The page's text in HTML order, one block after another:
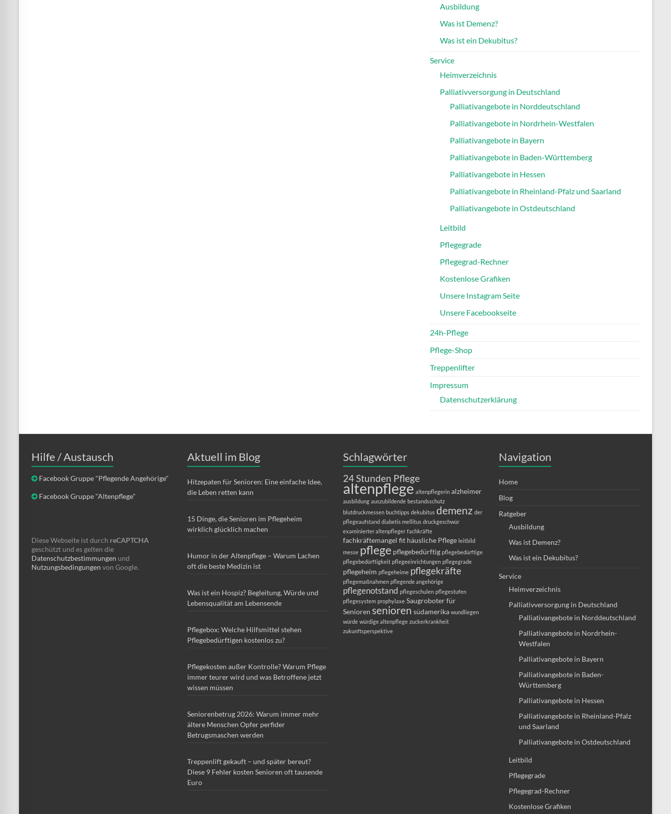
Ausbildung
Was ist Demenz?
Was ist ein Dekubitus?
Service
Heimverzeichnis
Palliativversorgung in Deutschland
Palliativangebote in Norddeutschland
Palliativangebote in Nordrhein-Westfalen
Palliativangebote in Bayern
Palliativangebote in Baden-Württemberg
Palliativangebote in Hessen
Palliativangebote in Rheinland-Pfalz und Saarland
Palliativangebote in Ostdeutschland
Leitbild
Pflegegrade
Pflegegrad-Rechner
Kostenlose Grafiken
Unsere Instagram Seite
Unsere Facebookseite
24h-Pflege
Pflege-Shop
Treppenlifter
Impressum
Datenschutzerklärung
Hilfe / Austausch
Facebook Gruppe "Pflegende Angehörige"
Facebook Gruppe "Altenpflege"
Diese Webseite ist durch reCAPTCHA
geschützt und es gelten die
Datenschutzbestimmungen und
Nutzungsbedingungen von Google.
Aktuell im Blog
Hitzepaten für Senioren: Eine einfache Idee,
die Leben retten kann
15 Dinge, die Senioren im Pflegeheim
wirklich glücklich machen
Humor in der Altenpflege – Warum Lachen
oft die beste Medizin ist
Was ist ein Hospiz? Begleitung, Würde und
Lebensqualität am Lebensende
Pflegebox: Welche Hilfsmittel stehen
Pflegebedürftigen kostenlos zu?
Pflegekosten außer Kontrolle? Warum Pflege
immer teurer wird und was Betroffene jetzt
wissen müssen
Seniorenbetrug 2026: Warum immer mehr
ältere Menschen Opfer perfider
Betrugsmaschen werden
Treppenlift gekauft – und später bereut?
Diese 9 Fehler kosten Senioren oft tausende
Euro
Schlagwörter
24 Stunden Pflege
altenpflege altenpflegerin alzheimer
ausbildung auszubildende bestandsschutz
blutdruckmessen buchtipps dekubitus demenz der
pflegeaufstand diabetis mellitus druckgeschwür
examinierter altenpfleger fachkräfte
fachkräftemangel fit häusliche Pflege leitbild
messe pflege pflegebedürftig pflegebedürftige
pflegebedürftigkeit pflegeeinrichtungen pflegegrade
pflegeheim pflegeheime pflegekräfte
pflegemaßnahmen pflegende angehörige
pflegenotstand pflegeschulen pflegestufen
pflegesystem prophylaxe Saugroboter für
Senioren senioren südamerika wundliegen
würde würdige altenpflege zuckerkrankheit
zukunftsperspektive
Navigation
Home
Blog
Ratgeber
Ausbildung
Was ist Demenz?
Was ist ein Dekubitus?
Service
Heimverzeichnis
Palliativversorgung in Deutschland
Palliativangebote in Norddeutschland
Palliativangebote in Nordrhein-
Westfalen
Palliativangebote in Bayern
Palliativangebote in Baden-
Württemberg
Palliativangebote in Hessen
Palliativangebote in Rheinland-Pfalz
und Saarland
Palliativangebote in Ostdeutschland
Leitbild
Pflegegrade
Pflegegrad-Rechner
Kostenlose Grafiken